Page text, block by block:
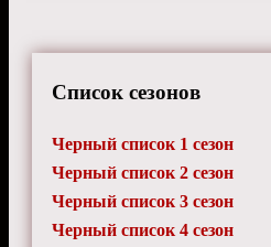
Список сезонов
Черный список 1 сезон
Черный список 2 сезон
Черный список 3 сезон
Черный список 4 сезон